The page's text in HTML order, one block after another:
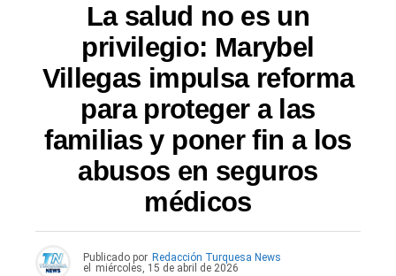
La salud no es un
privilegio: Marybel
Villegas impulsa reforma
para proteger a las
familias y poner fin a los
abusos en seguros
médicos
Publicado por Redacción Turquesa News
el
miércoles, 15 de abril de 2026